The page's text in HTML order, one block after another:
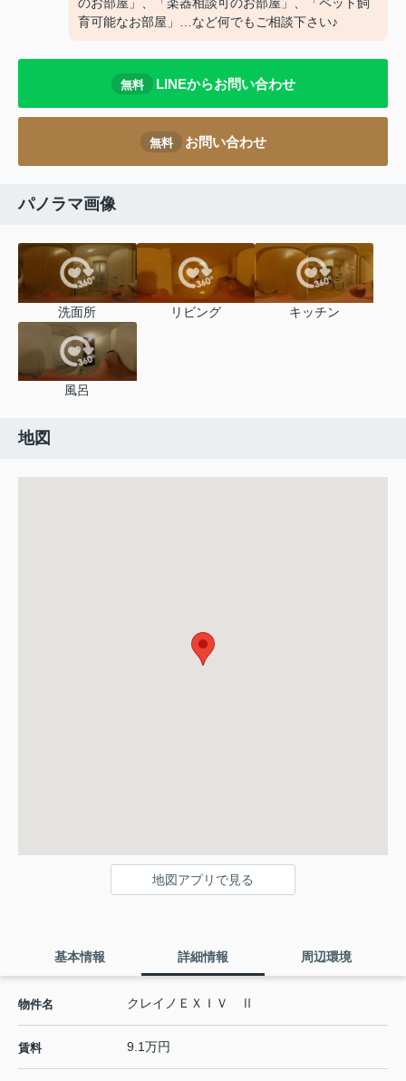
のお部屋」、「楽器相談可のお部屋」、「ペット飼
育可能なお部屋」…など何でもご相談下さい♪
無料 LINEからお問い合わせ
無料 お問い合わせ
パノラマ画像
洗面所 リビング キッチン
風呂
地図
地図アプリで見る
基本情報 詳細情報 周辺環境
物件名 クレイノＥＸＩＶ Ⅱ
賃料 9.1万円